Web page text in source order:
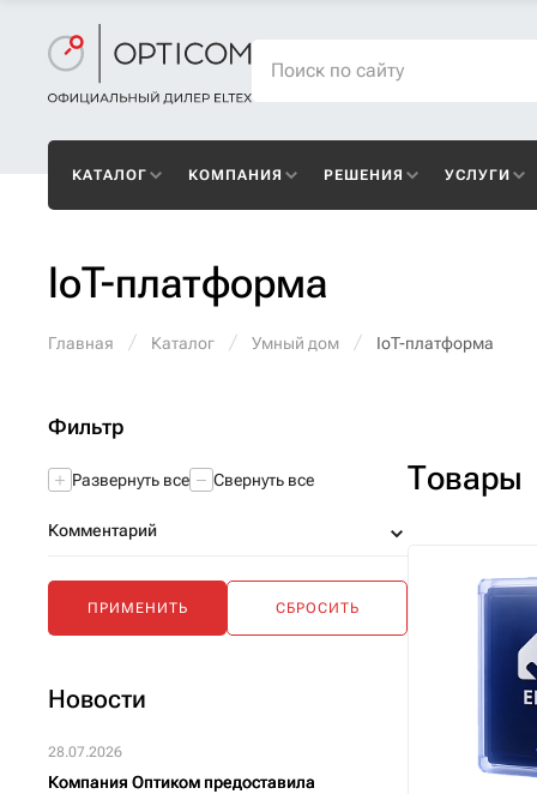
КАТАЛОГ КОМПАНИЯ РЕШЕНИЯ УСЛУГИ
IoT-платформа
Главная Каталог Умный дом IoT-платформа
Фильтр
Развернуть все Свернуть все
Комментарий
Новости
28.07.2026
Компания Оптиком предоставила
Товары